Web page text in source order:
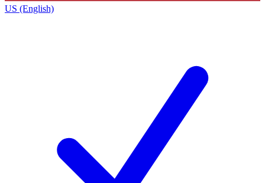
US (English)